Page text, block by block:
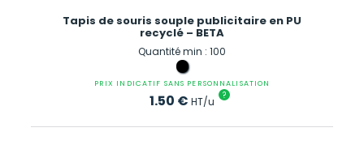
Tapis de souris souple publicitaire en PU
recyclé – BETA
Quantité min : 100
PRIX INDICATIF SANS PERSONNALISATION
1.50 € HT/u ?